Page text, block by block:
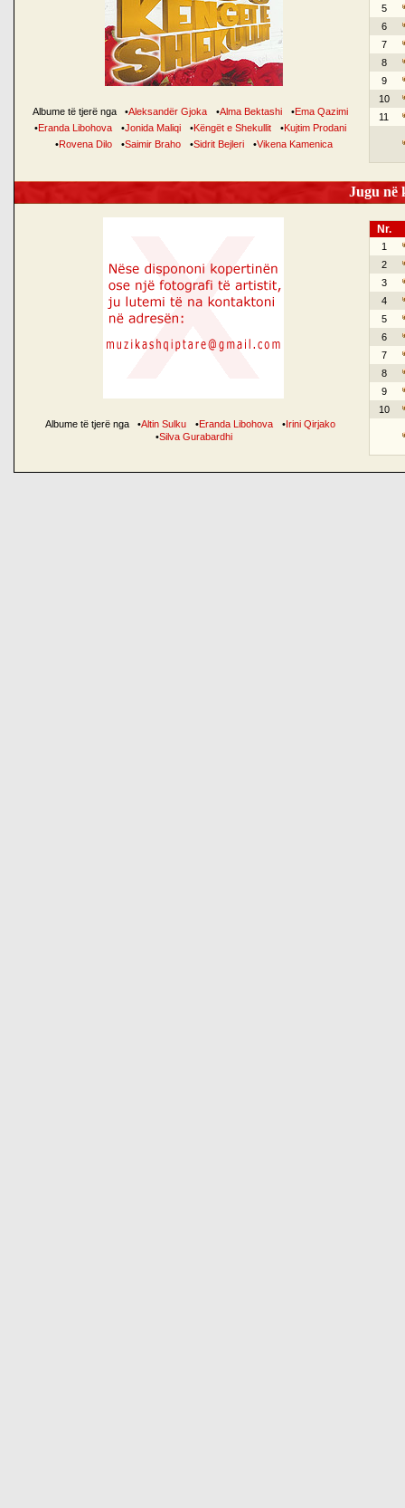
Albume të tjerë nga •Aleksandër Gjoka •Alma Bektashi •Ema Qazimi
•Eranda Libohova •Jonida Maliqi •Këngët e Shekullit •Kujtim Prodani
•Rovena Dilo •Saimir Braho •Sidrit Bejleri •Vikena Kamenica
5
6
7
8
9
10
11
Jugu në
Albume të tjerë nga •Altin Sulku •Eranda Libohova •Irini Qirjako
•Silva Gurabardhi
Nr.
1
2
3
4
5
6
7
8
9
10